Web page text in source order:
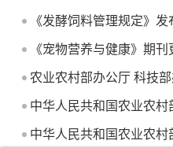
《发酵饲料管理规定》发
《宠物营养与健康》期
农业农村部办公厅 科技
中华人民共和国农业农村
中华人民共和国农业农村